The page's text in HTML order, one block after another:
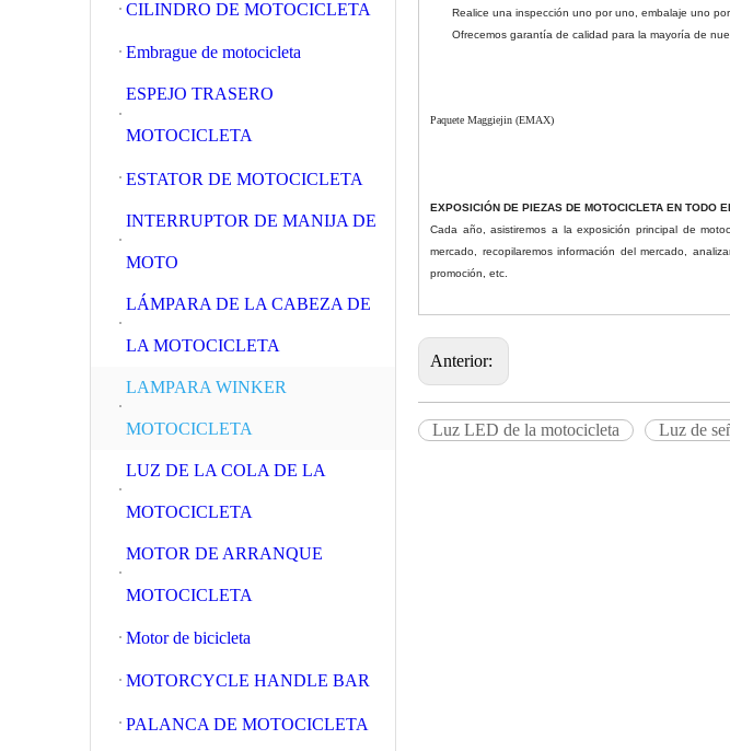
CILINDRO DE MOTOCICLETA
Embrague de motocicleta
ESPEJO TRASERO
MOTOCICLETA
ESTATOR DE MOTOCICLETA
INTERRUPTOR DE MANIJA DE
MOTO
LÁMPARA DE LA CABEZA DE
LA MOTOCICLETA
LAMPARA WINKER
MOTOCICLETA
LUZ DE LA COLA DE LA
MOTOCICLETA
MOTOR DE ARRANQUE
MOTOCICLETA
Motor de bicicleta
MOTORCYCLE HANDLE BAR
PALANCA DE MOTOCICLETA
Realice una inspección uno por uno, embalaje uno
Ofrecemos garantía de calidad para la mayoría de
Paquete Maggiejin (EMAX)
EXPOSICIÓN DE PIEZAS DE MOTOCICLETA EN TODO
Cada año, asistiremos a la exposición principal de
mercado, recopilaremos información del mercado,
promoción, etc.
Anterior:
Luz LED de la motocicleta Luz de